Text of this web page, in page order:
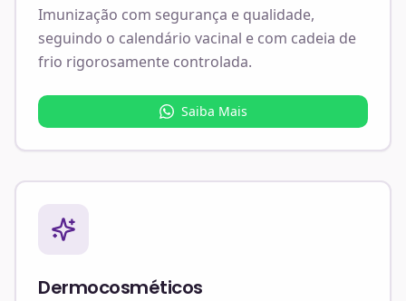
Imunização com segurança e qualidade,
seguindo o calendário vacinal e com cadeia de
frio rigorosamente controlada.
Saiba Mais
Dermocosméticos